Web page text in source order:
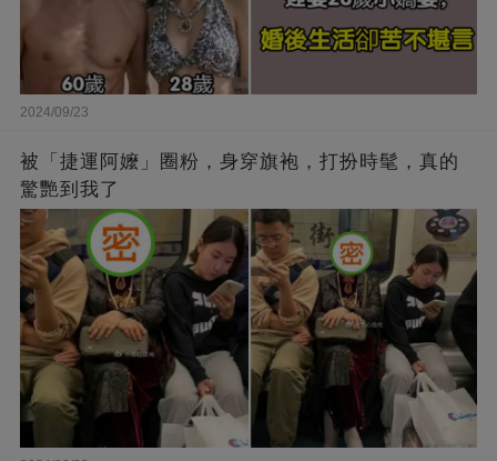
2024/09/23
被「捷運阿嬤」圈粉，身穿旗袍，打扮時髦，真的
驚艷到我了